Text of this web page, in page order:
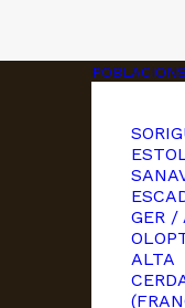
POBLACIONS
GER
ALTA